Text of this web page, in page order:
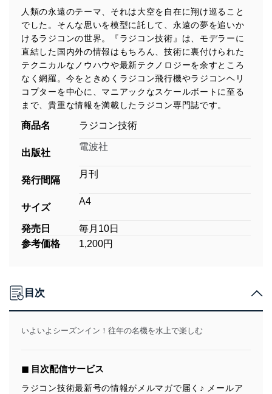
人類の永遠のテーマ、それは大空を自在に翔け巡ること
でした。そんな思いを模型に託して、永遠の夢を追いか
けるラジコンの世界。『ラジコン技術』は、モデラーに
直結した国内外の情報はもちろん、技術に裏付けられた
テクニカルなノウハウや最新テクノロジーを余すところ
なく網羅。今をときめくラジコン飛行機やラジコンヘリ
コプターを中心に、マニアックなスケールボートに至る
まで、貴重な情報を満載したラジコン専門誌です。
商品名 ラジコン技術
出版社
電波社
発行間隔
月刊
サイズ
A4
発売日
毎月10日
参考価格
1,200円
目次
いよいよシーズンイン！往年の名機を水上で楽しむ
◼︎ 目次配信サービス
ラジコン技術最新号の情報がメルマガで届く♪ メールア